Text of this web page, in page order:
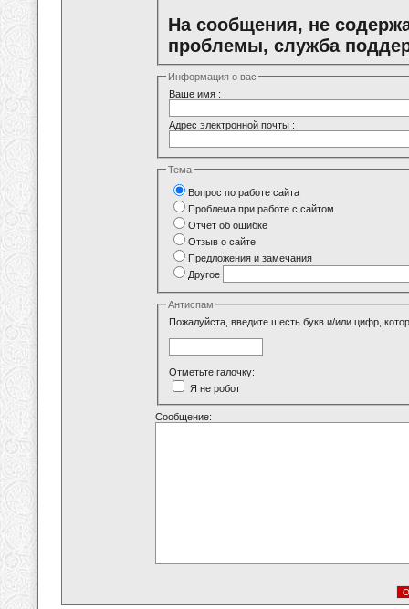
На сообщения, не
проблемы, служба
Информация о вас
Ваше имя :
Адрес электронной почты :
Тема
Вопрос по работе сайта
Проблема при работе с сайтом
Отчёт об ошибке
Отзыв о сайте
Предложения и замечания
Другое
Антиспам
Пожалуйста, введите шесть букв и/или цифр,
Отметьте галочку:
Я не робот
Сообщение: